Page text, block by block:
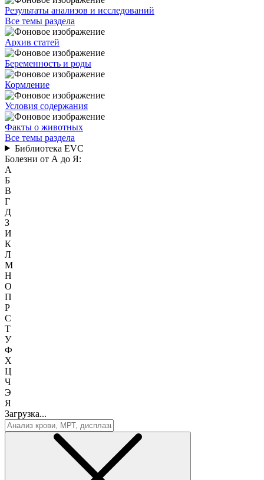
Результаты анализов и исследований
Все темы раздела
Архив статей
Беременность и роды
Кормление
Условия содержания
Факты о животных
Все темы раздела
Библиотека EVC
Болезни от А до Я:
А
Б
В
Г
Д
З
И
К
Л
М
Н
О
П
Р
С
Т
У
Ф
Х
Ц
Ч
Э
Я
Загрузка...